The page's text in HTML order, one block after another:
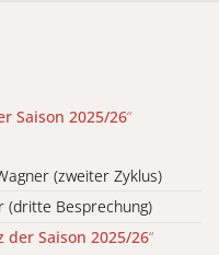
Saison 2025/26“
(zweiter Zyklus)
(dritte Besprechung)
der Saison 2025/26“